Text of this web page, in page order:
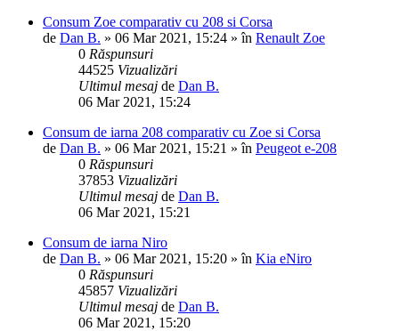
Consum Zoe comparativ cu 208 si Corsa
de Dan B. » 06 Mar 2021, 15:24 » în Renault Zoe
0 Răspunsuri
44525 Vizualizări
Ultimul mesaj de Dan B.
06 Mar 2021, 15:24
Consum de iarna 208 comparativ cu Zoe si Corsa
de Dan B. » 06 Mar 2021, 15:21 » în Peugeot e-208
0 Răspunsuri
37853 Vizualizări
Ultimul mesaj de Dan B.
06 Mar 2021, 15:21
Consum de iarna Niro
de Dan B. » 06 Mar 2021, 15:20 » în Kia eNiro
0 Răspunsuri
45857 Vizualizări
Ultimul mesaj de Dan B.
06 Mar 2021, 15:20